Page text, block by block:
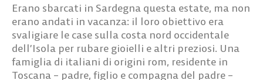
Erano sbarcati in Sardegna questa estate, ma non
erano andati in vacanza: il loro obiettivo era
svaligiare le case sulla costa nord occidentale
dell’Isola per rubare gioielli e altri preziosi. Una
famiglia di italiani di origini rom, residente in
Toscana – padre, figlio e compagna del padre –